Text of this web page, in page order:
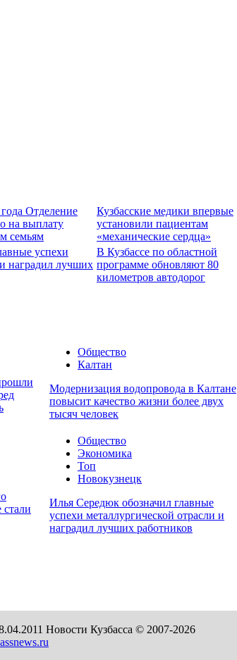
Отделение
на выплату
семьям
Кузбасские медики впервые
установили пациентам
«механические сердца»
успехи
наградил лучших
В Кузбассе по областной
программе обновляют 80
километров автодорог
Общество
Калтан
Модернизация водопровода в Калтане
повысит качество жизни более двух
тысяч человек
стали
Общество
Экономика
Топ
Новокузнецк
Илья Середюк обозначил главные
успехи металлургической отрасли и
наградил лучших работников
Новости Кузбасса © 2007-2026